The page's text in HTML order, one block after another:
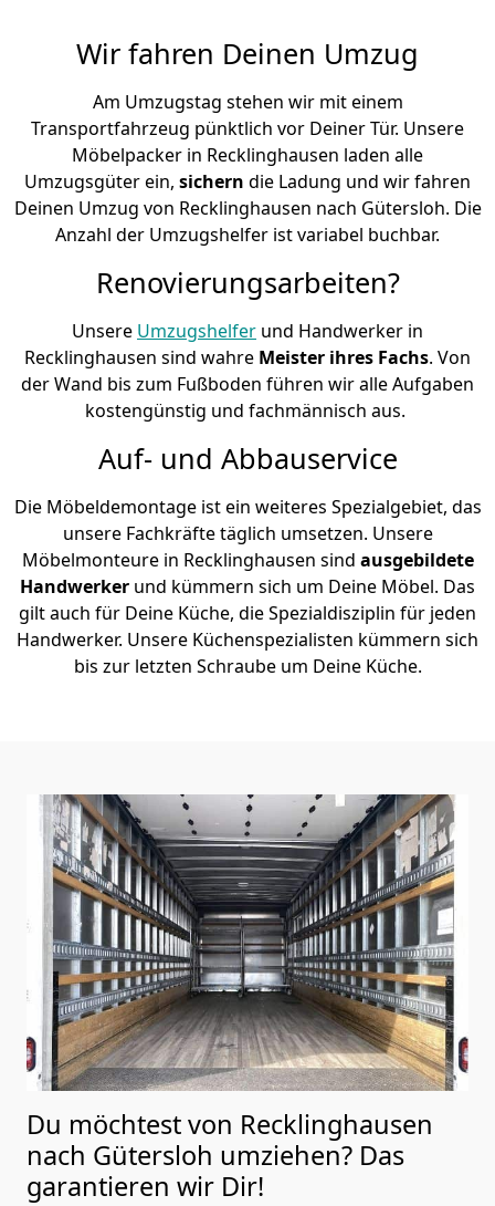
Wir fahren Deinen Umzug
Am Umzugstag stehen wir mit einem
Transportfahrzeug pünktlich vor Deiner Tür. Unsere
Möbelpacker in Recklinghausen laden alle
Umzugsgüter ein, sichern die Ladung und wir fahren
Deinen Umzug von Recklinghausen nach Gütersloh. Die
Anzahl der Umzugshelfer ist variabel buchbar.
Renovierungsarbeiten?
Unsere Umzugshelfer und Handwerker in
Recklinghausen sind wahre Meister ihres Fachs. Von
der Wand bis zum Fußboden führen wir alle Aufgaben
kostengünstig und fachmännisch aus.
Auf- und Abbauservice
Die Möbeldemontage ist ein weiteres Spezialgebiet, das
unsere Fachkräfte täglich umsetzen. Unsere
Möbelmonteure in Recklinghausen sind ausgebildete
Handwerker und kümmern sich um Deine Möbel. Das
gilt auch für Deine Küche, die Spezialdisziplin für jeden
Handwerker. Unsere Küchenspezialisten kümmern sich
bis zur letzten Schraube um Deine Küche.
Du möchtest von Recklinghausen
nach Gütersloh umziehen? Das
garantieren wir Dir!